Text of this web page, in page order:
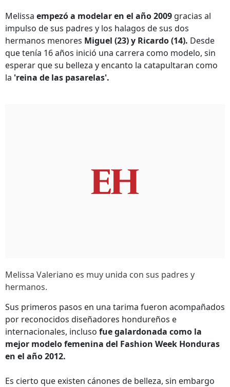
Melissa empezó a modelar en el año 2009 gracias al
impulso de sus padres y los halagos de sus dos
hermanos menores Miguel (23) y Ricardo (14). Desde
que tenía 16 años inició una carrera como modelo, sin
esperar que su belleza y encanto la catapultaran como
la 'reina de las pasarelas'.
Melissa Valeriano es muy unida con sus padres y
hermanos.
Sus primeros pasos en una tarima fueron acompañados
por reconocidos diseñadores hondureños e
internacionales, incluso fue galardonada como la
mejor modelo femenina del Fashion Week Honduras
en el año 2012.
Es cierto que existen cánones de belleza, sin embargo